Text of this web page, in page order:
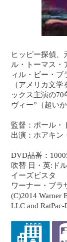
ヒッピー探偵、
ル・トーマス・
ィル・ビー・ブ
（アメリカ文
ックス主演の
ヴィー”（超い
監督：ポール・
出演：ホアキン
DVD品番：
吹替 日・英:ド
イーズビスタ
ワーナー・ブラ
(C)2014 Warner
LLC and